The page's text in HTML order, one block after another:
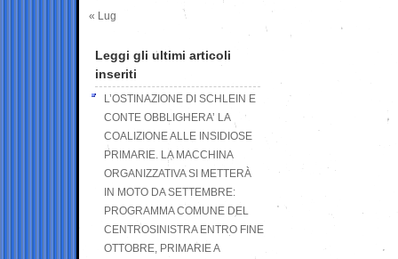
« Lug
Leggi gli ultimi articoli
inseriti
L’OSTINAZIONE DI SCHLEIN E
CONTE OBBLIGHERA’ LA
COALIZIONE ALLE INSIDIOSE
PRIMARIE. LA MACCHINA
ORGANIZZATIVA SI METTERÀ
IN MOTO DA SETTEMBRE:
PROGRAMMA COMUNE DEL
CENTROSINISTRA ENTRO FINE
OTTOBRE, PRIMARIE A